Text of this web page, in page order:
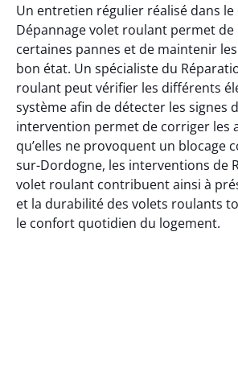
Un entretien régulier réalisé dans le
Dépannage volet roulant permet
certaines pannes et de maintenir
bon état. Un spécialiste du
roulant peut vérifier les différents
système afin de détecter les signes
intervention permet de corriger les
qu’elles ne provoquent un blocage
sur-Dordogne, les interventions de
volet roulant contribuent ainsi à
et la durabilité des volets roulants
le confort quotidien du logement.